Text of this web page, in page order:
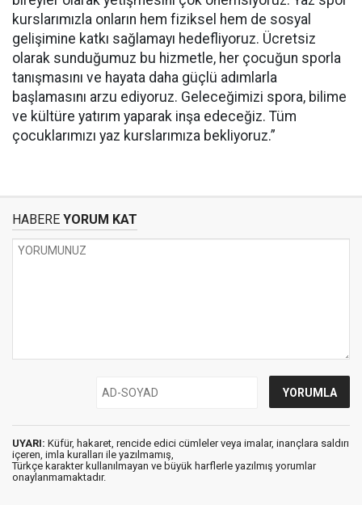
kurslarımızla onların hem fiziksel hem de sosyal
gelişimine katkı sağlamayı hedefliyoruz. Ücretsiz
olarak sunduğumuz bu hizmetle, her çocuğun sporla
tanışmasını ve hayata daha güçlü adımlarla
başlamasını arzu ediyoruz. Geleceğimizi spora, bilime
ve kültüre yatırım yaparak inşa edeceğiz. Tüm
çocuklarımızı yaz kurslarımıza bekliyoruz.”
HABERE YORUM KAT
UYARI: Küfür, hakaret, rencide edici cümleler veya imalar, inançlara saldırı
içeren, imla kuralları ile yazılmamış,
Türkçe karakter kullanılmayan ve büyük harflerle yazılmış yorumlar
onaylanmamaktadır.